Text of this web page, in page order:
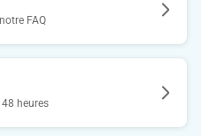
FAQ
heures